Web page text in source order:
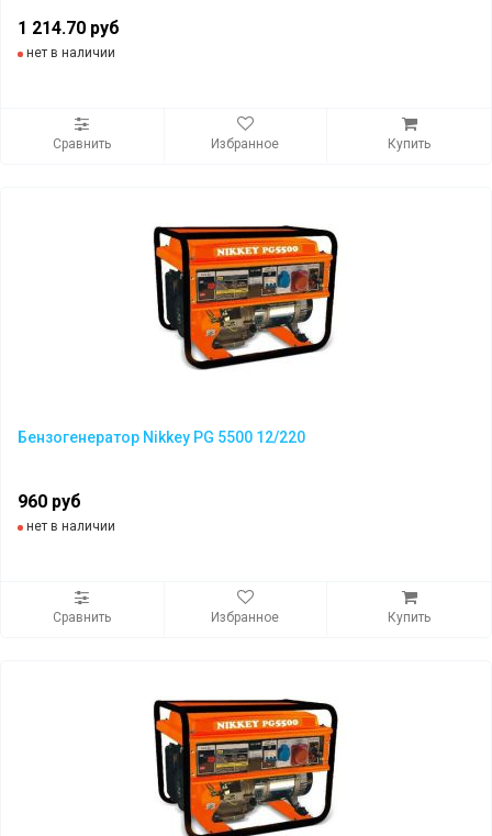
1 214.70 руб
нет в наличии
Сравнить Избранное Купить
Бензогенератор Nikkey PG 5500 12/220
960 руб
нет в наличии
Сравнить Избранное Купить